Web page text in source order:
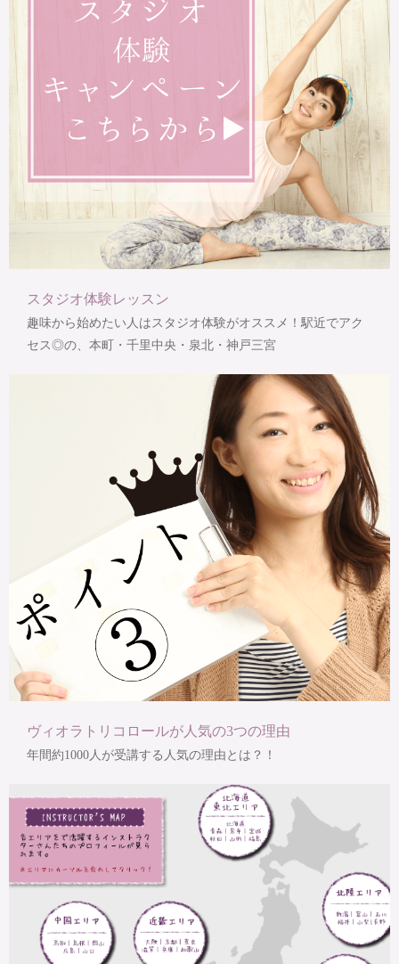
スタジオ体験レッスン
趣味から始めたい人はスタジオ体験がオススメ！駅近でアク
セス◎の、本町・千里中央・泉北・神戸三宮
ヴィオラトリコロールが人気の3つの理由
年間約1000人が受講する人気の理由とは？！